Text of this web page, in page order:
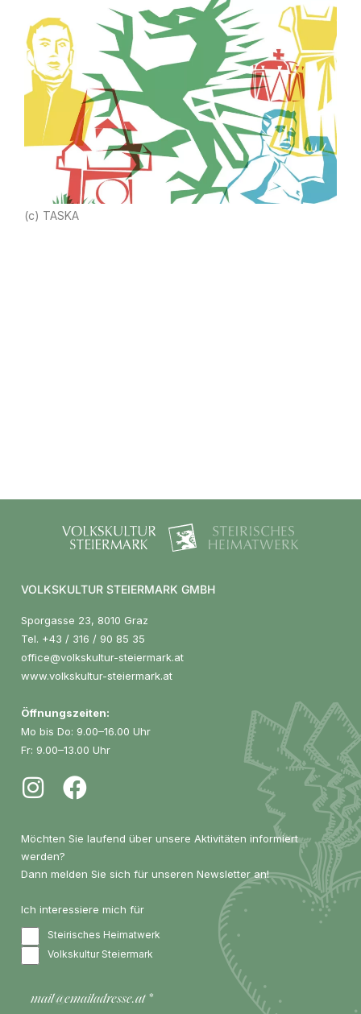
(c) TASKA
VOLKSKULTUR STEIERMARK GMBH
Sporgasse 23, 8010 Graz
Tel. +43 / 316 / 90 85 35
office@volkskultur-steiermark.at
www.volkskultur-steiermark.at
Öffnungszeiten:
Mo bis Do: 9.00–16.00 Uhr
Fr: 9.00–13.00 Uhr
Möchten Sie laufend über unsere Aktivitäten informiert
werden?
Dann melden Sie sich für unseren Newsletter an!
Ich interessiere mich für
Steirisches Heimatwerk
Volkskultur Steiermark